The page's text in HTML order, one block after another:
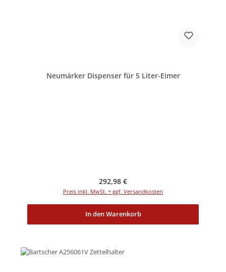
Neumärker Dispenser für 5 Liter-Eimer
Regulärer Preis:
292,98 €
Preis inkl. MwSt. + ggf. Versandkosten
In den Warenkorb